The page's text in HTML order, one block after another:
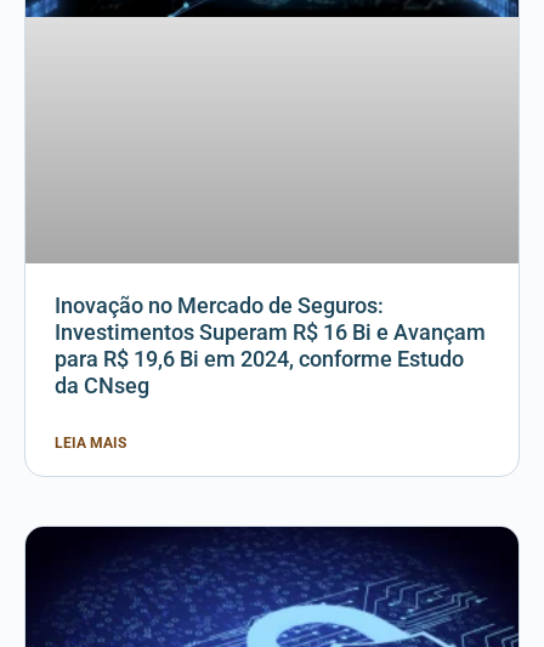
Inovação no Mercado de Seguros:
Investimentos Superam R$ 16 Bi e Avançam
para R$ 19,6 Bi em 2024, conforme Estudo
da CNseg
LEIA MAIS